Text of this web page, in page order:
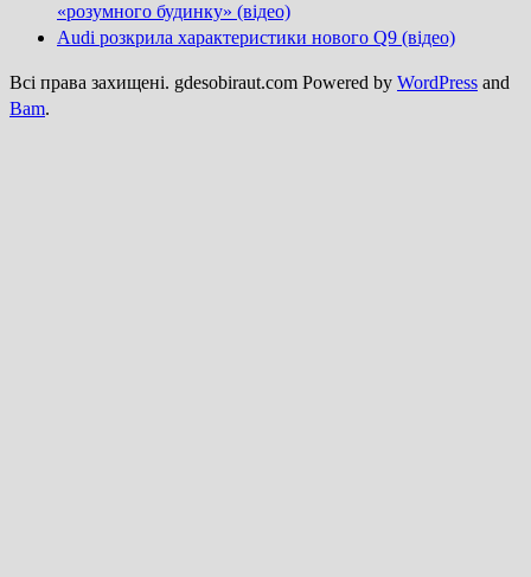
«розумного будинку» (відео)
Audi розкрила характеристики нового Q9 (відео)
Всі права захищені. gdesobiraut.com Powered by WordPress and
Bam.